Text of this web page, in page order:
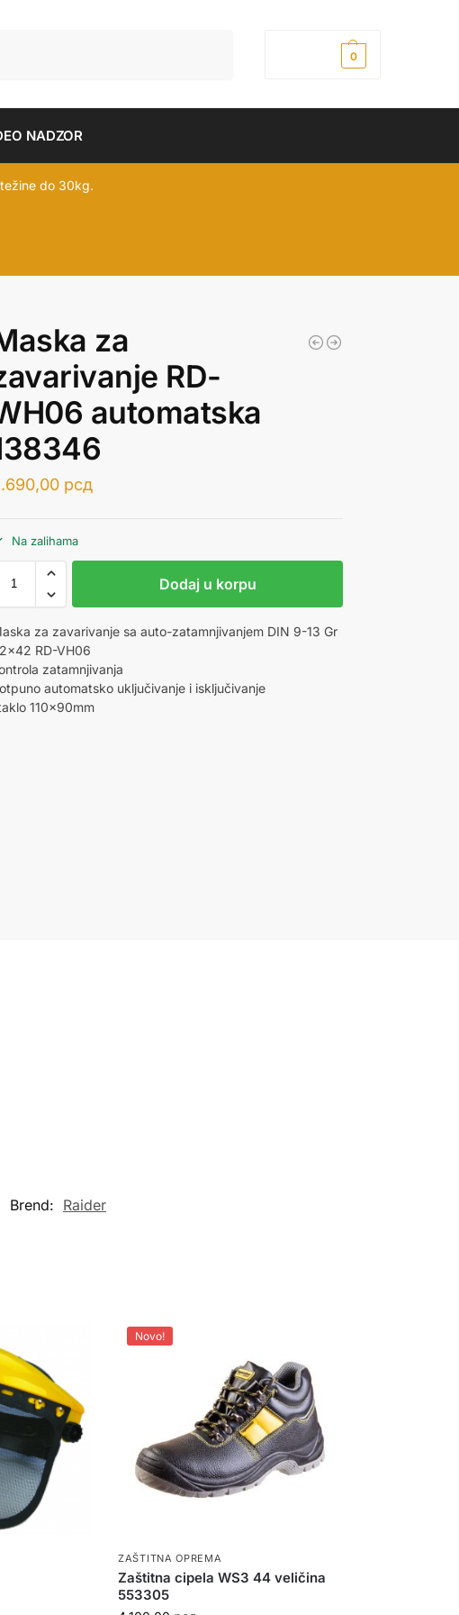
0
NADZOR
do 30kg.
za
RD-
automatska
рсд
Na zalihama
Dodaj u korpu
za zavarivanje sa auto-zatamnjivanjem DIN 9-13 Gr
RD-VH06
zatamnjivanja
automatsko uključivanje i isključivanje
110x90mm
Brend: Raider
Novo!
ZAŠTITNA OPREMA
Zaštitna cipela WS3 44 veličina
553305